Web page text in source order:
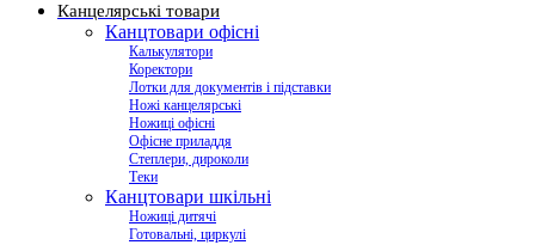
Канцелярські товари
Канцтовари офісні
Калькулятори
Коректори
Лотки для документів і підставки
Ножі канцелярські
Ножиці офісні
Офісне приладдя
Степлери, дироколи
Теки
Канцтовари шкільні
Ножиці дитячі
Готовальні, циркулі